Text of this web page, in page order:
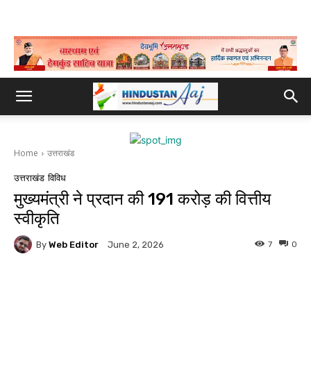
Home उत्तराखंड
उत्तराखंड विविध
मुख्यमंत्री ने प्रदान की 191 करोड़ की वित्तीय
स्वीकृति
By Web Editor June 2, 2026 0
7